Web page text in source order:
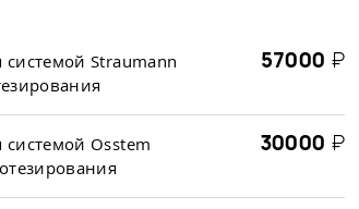
Straumann
57000 ₽
Osstem
30000 ₽